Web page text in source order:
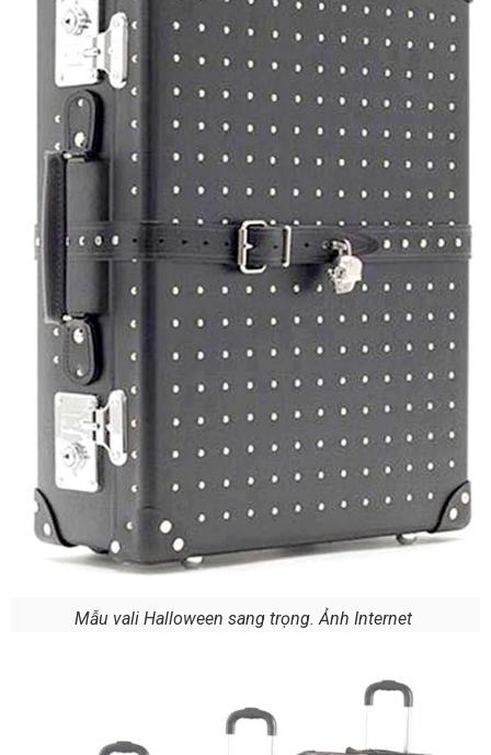
Mẫu vali Halloween sang trọng. Ảnh Internet